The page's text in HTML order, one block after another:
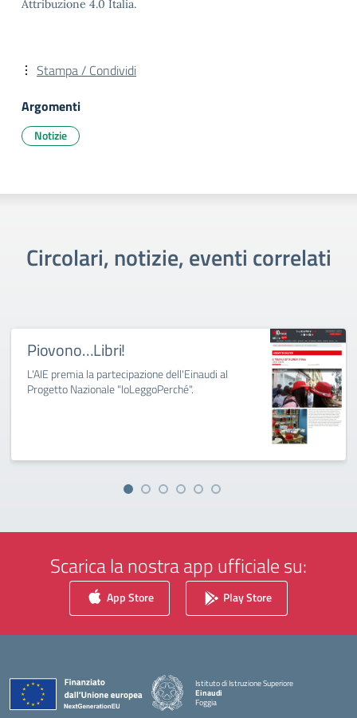
Attribuzione 4.0 Italia.
Stampa / Condividi
Argomenti
Notizie
Circolari, notizie, eventi correlati
Piovono…Libri!
L'AIE premia la partecipazione dell'Einaudi al
Progetto Nazionale "IoLeggoPerché".
Scarica la nostra app ufficiale su:
App Store Play Store
Istituto di Istruzione Superiore
Einaudi
Foggia
— Visita la pagina iniziale della scuola